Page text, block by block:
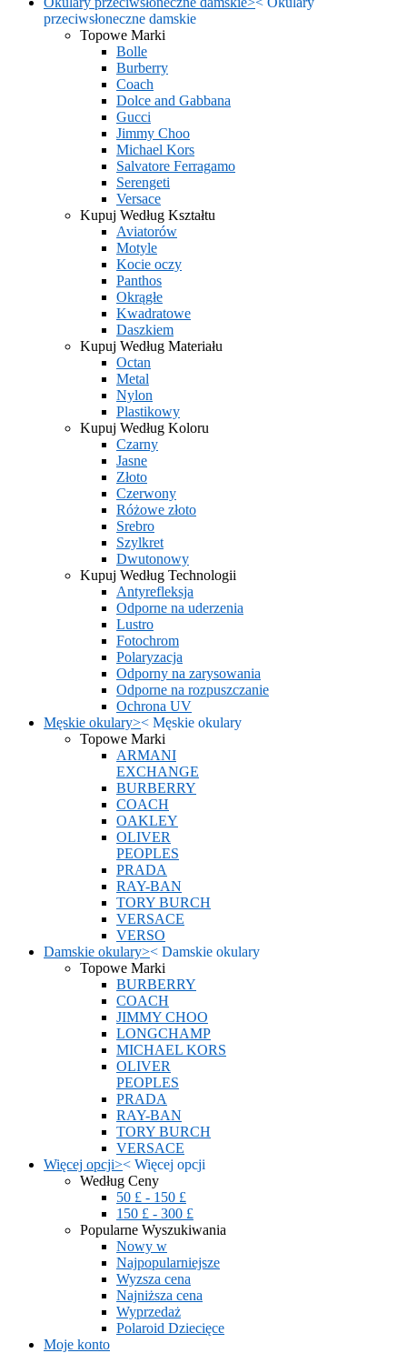
przeciwsłoneczne damskie
Topowe Marki
Bolle
Burberry
Coach
Dolce and Gabbana
Gucci
Jimmy Choo
Michael Kors
Salvatore Ferragamo
Serengeti
Versace
Kupuj Według Kształtu
Aviatorów
Motyle
Kocie oczy
Panthos
Okrągłe
Kwadratowe
Daszkiem
Kupuj Według Materiału
Octan
Metal
Nylon
Plastikowy
Kupuj Według Koloru
Czarny
Jasne
Złoto
Czerwony
Różowe złoto
Srebro
Szylkret
Dwutonowy
Kupuj Według Technologii
Antyrefleksja
Odporne na uderzenia
Lustro
Fotochrom
Polaryzacja
Odporny na zarysowania
Odporne na rozpuszczanie
Ochrona UV
Męskie okulary>< Męskie okulary
Topowe Marki
ARMANI
EXCHANGE
BURBERRY
COACH
OAKLEY
OLIVER
PEOPLES
PRADA
RAY-BAN
TORY BURCH
VERSACE
VERSO
Damskie okulary>< Damskie okulary
Topowe Marki
BURBERRY
COACH
JIMMY CHOO
LONGCHAMP
MICHAEL KORS
OLIVER
PEOPLES
PRADA
RAY-BAN
TORY BURCH
VERSACE
Więcej opcji>< Więcej opcji
Według Ceny
50 £ - 150 £
150 £ - 300 £
Popularne Wyszukiwania
Nowy w
Najpopularniejsze
Wyzsza cena
Najniższa cena
Wyprzedaż
Polaroid Dziecięce
Moje konto